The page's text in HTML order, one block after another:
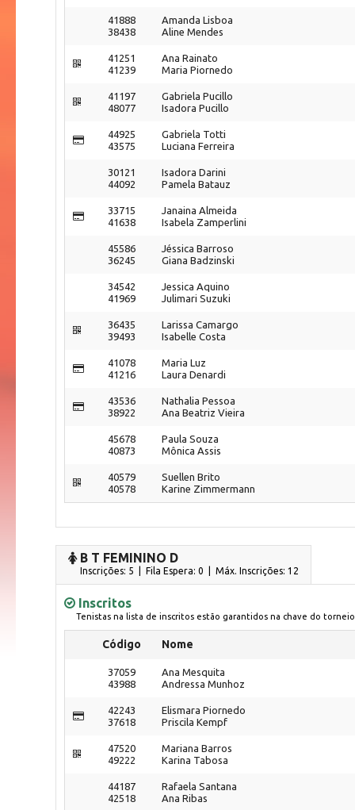
41888
38438
Amanda Lisboa
Aline Mendes
41251
41239
Ana Rainato
Maria Piornedo
41197
48077
Gabriela Pucillo
Isadora Pucillo
44925
43575
Gabriela Totti
Luciana Ferreira
30121
44092
Isadora Darini
Pamela Batauz
33715
41638
Janaina Almeida
Isabela Zamperlini
45586
36245
Jéssica Barroso
Giana Badzinski
34542
41969
Jessica Aquino
Julimari Suzuki
36435
39493
Larissa Camargo
Isabelle Costa
41078
41216
Maria Luz
Laura Denardi
43536
38922
Nathalia Pessoa
Ana Beatriz Vieira
45678
40873
Paula Souza
Mônica Assis
40579
40578
Suellen Brito
Karine Zimmermann
B T FEMININO D
Inscrições: 5 | Fila Espera: 0 | Máx. Inscrições: 12
Inscritos
Tenistas na lista de inscritos estão garantidos na chave do torneio
Código Nome
37059
43988
Ana Mesquita
Andressa Munhoz
42243
37618
Elismara Piornedo
Priscila Kempf
47520
49222
Mariana Barros
Karina Tabosa
44187
42518
Rafaela Santana
Ana Ribas